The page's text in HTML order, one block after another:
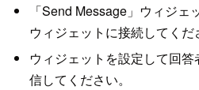
「Send Message」ウィジ
ウィジェットに接続してくだ
ウィジェットを設定して回
信してください。